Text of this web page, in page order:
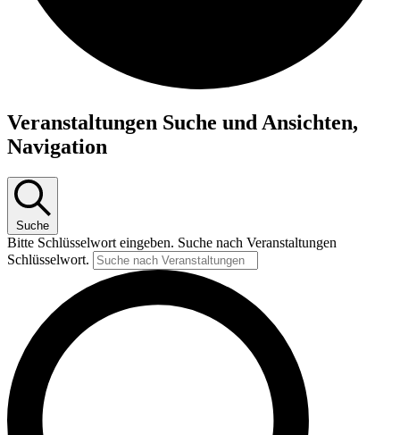
Veranstaltungen
Veranstaltungen Suche und Ansichten,
Navigation
Suche
Bitte Schlüsselwort eingeben. Suche nach Veranstaltungen
Schlüsselwort.